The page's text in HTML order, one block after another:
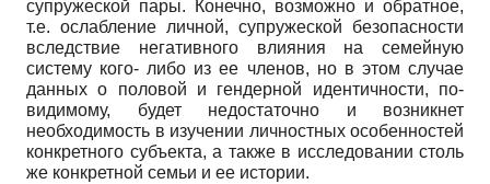
супружеской пары. Конечно, возможно и обратное,
т.е. ослабление личной, супружеской безопасности
вследствие негативного влияния на семейную
систему кого- либо из ее членов, но в этом случае
данных о половой и гендерной идентичности, по-
видимому, будет недостаточно и возникнет
необходимость в изучении личностных особенностей
конкретного субъекта, а также в исследовании столь
же конкретной семьи и ее истории.